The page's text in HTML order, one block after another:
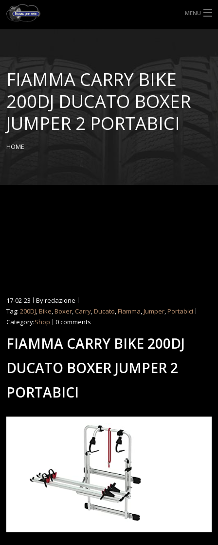
MENU
MISURE GOMME
BLOG
SHOP
FIAMMA CARRY BIKE
200DJ DUCATO BOXER
JUMPER 2 PORTABICI
HOME
17-02-23
By:redazione
Tag:200DJ,Bike,Boxer, Carry,Ducato,Fiamma,Jumper,Portabici
Category:Shop 0 comments
FIAMMA CARRY BIKE 200DJ
DUCATO BOXER JUMPER 2
PORTABICI